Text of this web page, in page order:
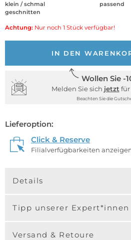
klein / schmal
geschnitten
passend
Achtung: Nur noch 1 Stück verfügbar!
IN DEN
Wollen Sie -
Melden Sie sich jetzt für
Beachten Sie die
Lieferoption:
Click & Reserve
Filialverfügbarkeiten
Details
Tipp unserer Expert*innen
Versand & Retoure